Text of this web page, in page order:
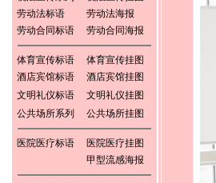
劳动法标语
劳动法海报
劳动合同标语
劳动合同海报
体育宣传标语
体育宣传挂图
酒店宾馆标语
酒店宾馆挂图
文明礼仪标语
文明礼仪挂图
公共场所系列
公共场所挂图
医院医疗标语
医院医疗挂图
甲型流感海报